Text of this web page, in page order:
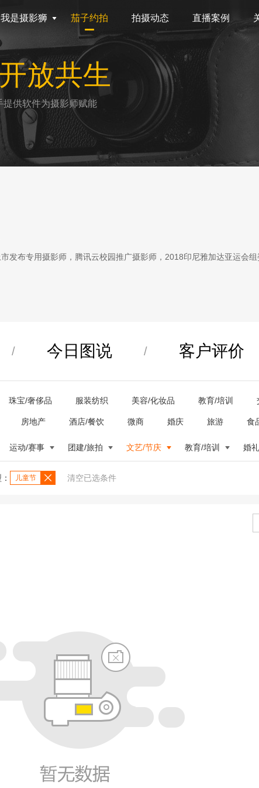
我是摄影狮 茄子约拍 拍摄动态 直播案例
放共生
供软件为摄影师赋能
发布专用摄影师，腾讯云校园推广摄影师，2018印尼雅加达亚运会组
/ 今日图说 / 客户评价
珠宝/奢侈品 服装纺织 美容/化妆品 教育/培训
房地产 酒店/餐饮 微商 婚庆 旅游 食
运动/赛事 团建/旅拍 文艺/节庆 教育/培训 婚
儿童节 清空已选条件